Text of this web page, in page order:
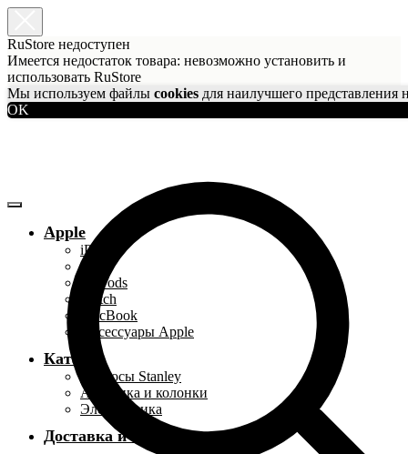
RuStore недоступен
Имеется недостаток товара: невозможно установить и
использовать RuStore
Мы используем файлы cookies для наилучшего представления
OK
Apple
iPhone
iPad
AirPods
Watch
MacBook
Аксессуары Apple
Каталог
Термосы Stanley
Акустика и колонки
Электроника
Доставка и оплата